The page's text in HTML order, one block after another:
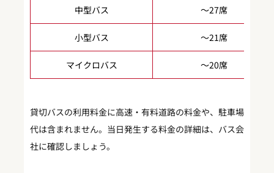
中型バス ～27席
小型バス ～21席
マイクロバス ～20席
貸切バスの利用料金に高速・有料道路の料金や、駐車場
代は含まれません。当日発生する料金の詳細は、バス会
社に確認しましょう。